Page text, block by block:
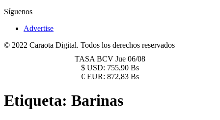
Síguenos
Advertise
© 2022 Caraota Digital. Todos los derechos reservados
TASA BCV Jue 06/08
$ USD: 755,90 Bs
€ EUR: 872,83 Bs
Etiqueta: Barinas